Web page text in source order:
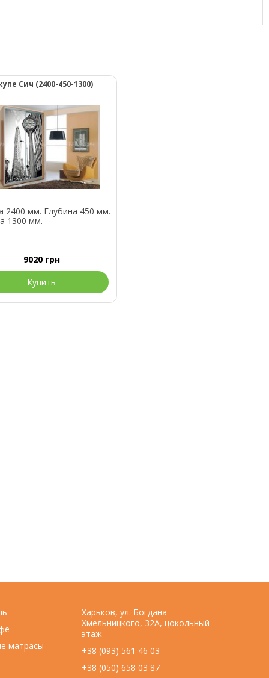
Сич (2400-450-1300)
2400 мм. Глубина 450 мм.
1300 мм.
9020 грн
Купить
матрасы
Харьков, ул. Богдана
Хмельницкого, 32А, цокольный
этаж
+38 (093) 561 46 03
+38 (050) 658 03 87